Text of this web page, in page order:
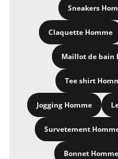
Sneakers
Claquette Homme
Maillot de bain
Tee shirt
Jogging Homme
Survetement
Bonnet Homme